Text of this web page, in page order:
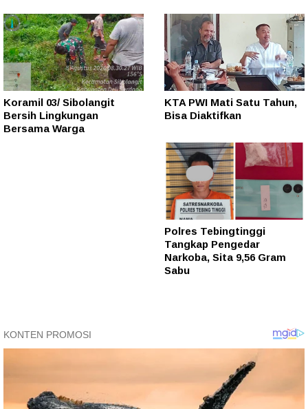
Koramil 03/ Sibolangit
Bersih Lingkungan
Bersama Warga
KTA PWI Mati Satu Tahun,
Bisa Diaktifkan
Polres Tebingtinggi
Tangkap Pengedar
Narkoba, Sita 9,56 Gram
Sabu